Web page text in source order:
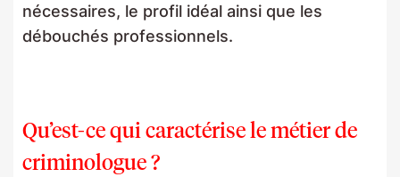
nécessaires, le profil idéal ainsi que les
débouchés professionnels.
Qu’est-ce qui caractérise le métier de
criminologue ?